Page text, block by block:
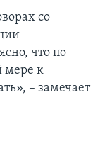
со
что по
мере к
– замечает